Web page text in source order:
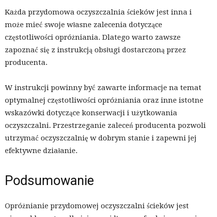
Każda przydomowa oczyszczalnia ścieków jest inna i
może mieć swoje własne zalecenia dotyczące
częstotliwości opróżniania. Dlatego warto zawsze
zapoznać się z instrukcją obsługi dostarczoną przez
producenta.
W instrukcji powinny być zawarte informacje na temat
optymalnej częstotliwości opróżniania oraz inne istotne
wskazówki dotyczące konserwacji i użytkowania
oczyszczalni. Przestrzeganie zaleceń producenta pozwoli
utrzymać oczyszczalnię w dobrym stanie i zapewni jej
efektywne działanie.
Podsumowanie
Opróżnianie przydomowej oczyszczalni ścieków jest